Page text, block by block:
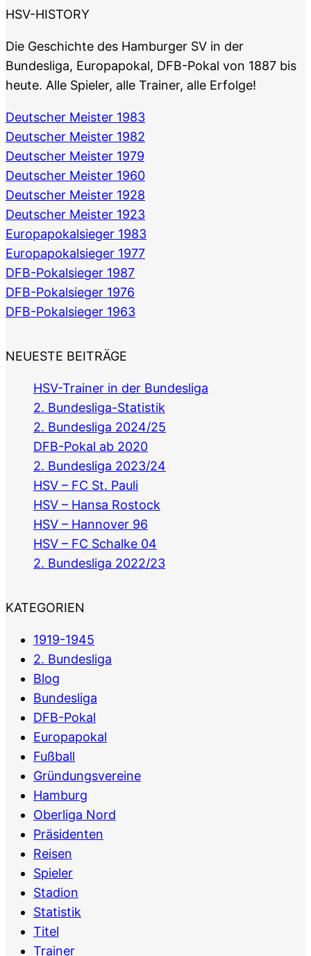
HSV-HISTORY
Die Geschichte des Hamburger SV in der
Bundesliga, Europapokal, DFB-Pokal von 1887 bis
heute. Alle Spieler, alle Trainer, alle Erfolge!
Deutscher Meister 1983
Deutscher Meister 1982
Deutscher Meister 1979
Deutscher Meister 1960
Deutscher Meister 1928
Deutscher Meister 1923
Europapokalsieger 1983
Europapokalsieger 1977
DFB-Pokalsieger 1987
DFB-Pokalsieger 1976
DFB-Pokalsieger 1963
NEUESTE BEITRÄGE
HSV-Trainer in der Bundesliga
2. Bundesliga-Statistik
2. Bundesliga 2024/25
DFB-Pokal ab 2020
2. Bundesliga 2023/24
HSV – FC St. Pauli
HSV – Hansa Rostock
HSV – Hannover 96
HSV – FC Schalke 04
2. Bundesliga 2022/23
KATEGORIEN
1919-1945
2. Bundesliga
Blog
Bundesliga
DFB-Pokal
Europapokal
Fußball
Gründungsvereine
Hamburg
Oberliga Nord
Präsidenten
Reisen
Spieler
Stadion
Statistik
Titel
Trainer